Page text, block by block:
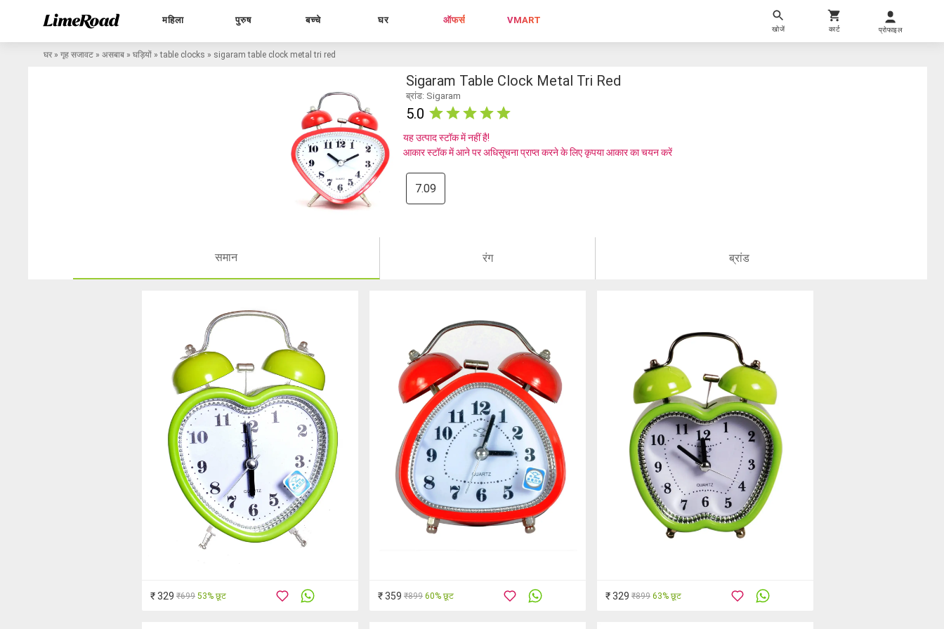
महिला पुरुष बच्चे घर ऑफर्स VMART
खोजें कार्ट प्रोफाइल
घर » गृह सजावट » असबाब » घड़ियों »table clocks » sigaram table clock metal tri red
Sigaram Table Clock Metal Tri Red
ब्रांड: Sigaram
5.0
यह उत्पाद स्टॉक में नहीं है!
आकार स्टॉक में आने पर अधिसूचना प्राप्त करने के लिए कृपया आकार का चयन करें
7.09
समान रंग ब्रांड
₹ 329 ₹699 53% छूट ₹ 359 ₹899 60% छूट ₹ 329 ₹899 63% छूट